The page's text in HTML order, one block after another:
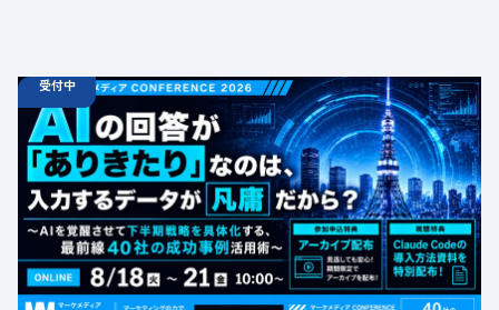
受付中
ウェビナー 08.18 火 10:00 -
08.21 金 16:00
【無料カンファレンス】AIの回答が「ありきたり」なの
は、入力するデータが凡庸だから？ 〜AIを覚醒させて下
半期戦略を具体化する、最前線40社の成功事例活用術〜
定員数：1000名
金額：無料
場所：オンライン